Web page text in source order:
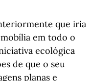
que iria
em todo o
ecológica
de que o seu
planas e